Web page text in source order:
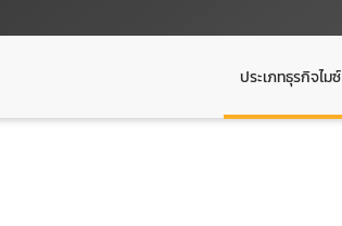
ประเภทธุรกิจไมซ์